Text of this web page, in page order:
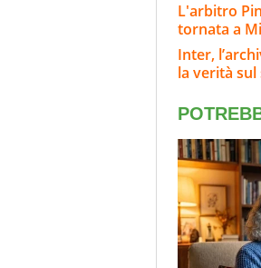
L'arbitro
tornata a
Inter,
la verità